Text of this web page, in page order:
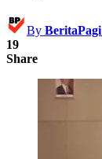
By BeritaPagi
19
Share